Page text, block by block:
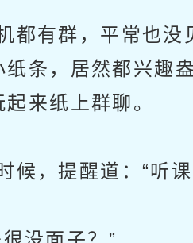
有群，平常也没
条，居然都兴趣
来纸上群聊。
，提醒道：“听课